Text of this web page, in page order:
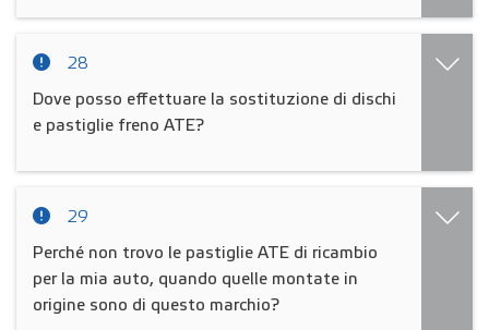
28
Dove posso effettuare la sostituzione di dischi
e pastiglie freno ATE?
29
Perché non trovo le pastiglie ATE di ricambio
per la mia auto, quando quelle montate in
origine sono di questo marchio?